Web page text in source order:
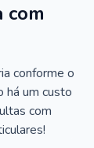
com
conforme o
há um custo
com